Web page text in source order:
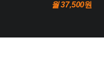
월 37,500원